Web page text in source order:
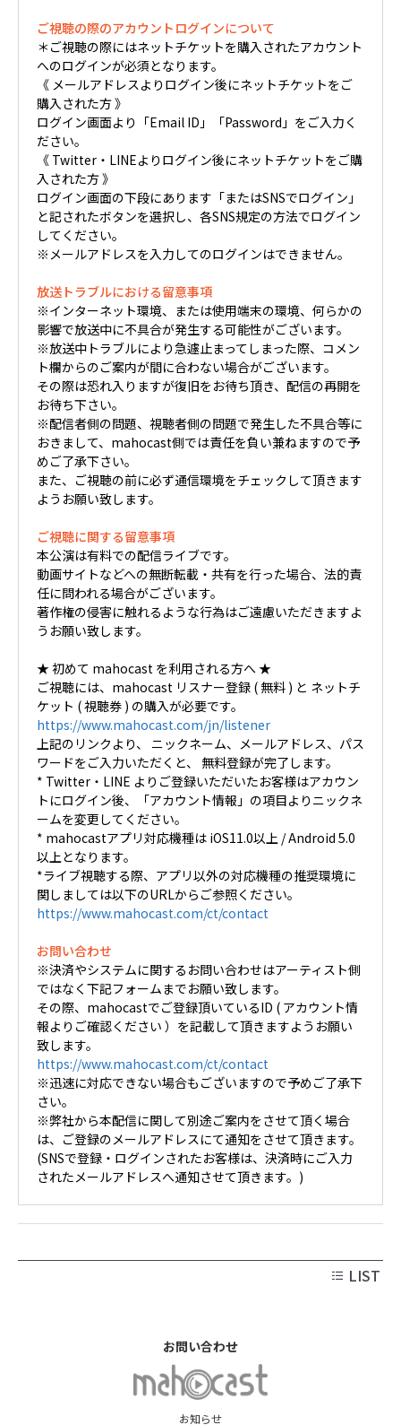
ご視聴の際のアカウントログインについて
＊ご視聴の際にはネットチケットを購入されたアカウント
へのログインが必須となります。
《 メールアドレスよりログイン後にネットチケットをご
購入された方 》
ログイン画面より「Email ID」「Password」をご入力く
ださい。
《 Twitter・LINEよりログイン後にネットチケットをご購
入された方 》
ログイン画面の下段にあります「またはSNSでログイン」
と記されたボタンを選択し、各SNS規定の方法でログイン
してください。
※メールアドレスを入力してのログインはできません。
放送トラブルにおける留意事項
※インターネット環境、または使用端末の環境、何らかの
影響で放送中に不具合が発生する可能性がございます。
※放送中トラブルにより急遽止まってしまった際、コメン
ト欄からのご案内が間に合わない場合がございます。
その際は恐れ入りますが復旧をお待ち頂き、配信の再開を
お待ち下さい。
※配信者側の問題、視聴者側の問題で発生した不具合等に
おきまして、mahocast側では責任を負い兼ねますので予
めご了承下さい。
また、ご視聴の前に必ず通信環境をチェックして頂きます
ようお願い致します。
ご視聴に関する留意事項
本公演は有料での配信ライブです。
動画サイトなどへの無断転載・共有を行った場合、法的責
任に問われる場合がございます。
著作権の侵害に触れるような行為はご遠慮いただきますよ
うお願い致します。
★ 初めて mahocast を利用される方へ ★
ご視聴には、mahocast リスナー登録 ( 無料 ) と ネットチ
ケット ( 視聴券 ) の購入が必要です。
https://www.mahocast.com/jn/listener
上記のリンクより、 ニックネーム、メールアドレス、パス
ワードをご入力いただくと、 無料登録が完了します。
* Twitter・LINE よりご登録いただいたお客様はアカウン
トにログイン後、「アカウント情報」の項目よりニックネ
ームを変更してください。
* mahocastアプリ対応機種は iOS11.0以上 / Android 5.0
以上となります。
*ライブ視聴する際、アプリ以外の対応機種の推奨環境に
関しましては以下のURLからご参照ください。
https://www.mahocast.com/ct/contact
お問い合わせ
※決済やシステムに関するお問い合わせはアーティスト側
ではなく下記フォームまでお願い致します。
その際、mahocastでご登録頂いているID ( アカウント情
報よりご確認ください ）を記載して頂きますようお願い
致します。
https://www.mahocast.com/ct/contact
※迅速に対応できない場合もございますので予めご了承下
さい。
※弊社から本配信に関して別途ご案内をさせて頂く場合
は、ご登録のメールアドレスにて通知をさせて頂きます。
(SNSで登録・ログインされたお客様は、決済時にご入力
されたメールアドレスへ通知させて頂きます。)
LIST
お知らせ
お問い合わせ